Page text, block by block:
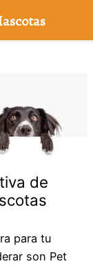
de
para tu
son Pet